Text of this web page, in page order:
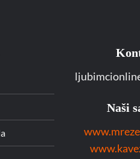
Naši